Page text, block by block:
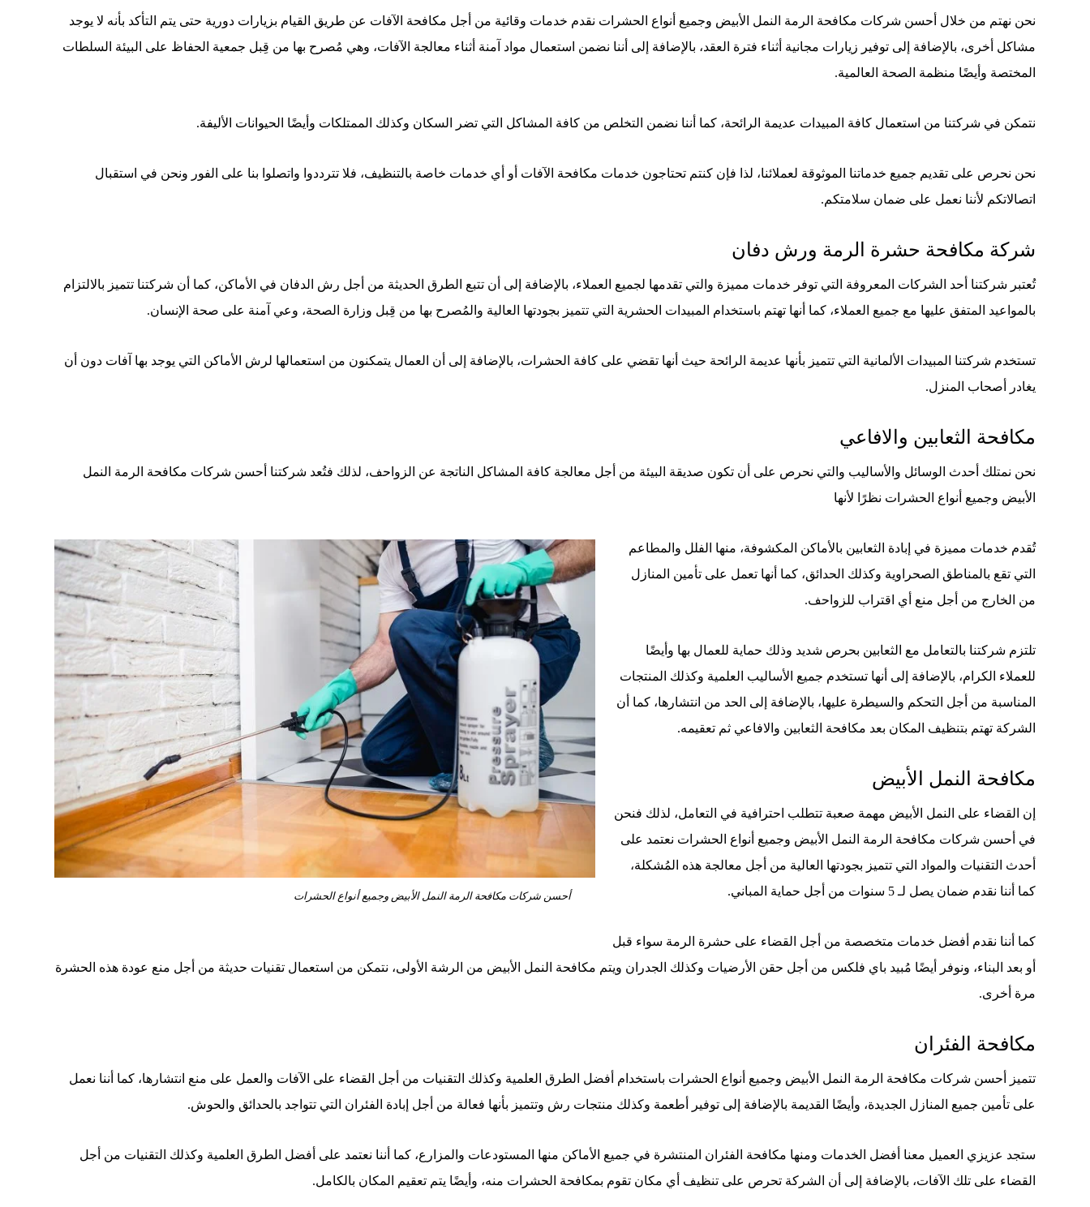
نحن نهتم من خلال أحسن شركات مكافحة الرمة النمل الأبيض وجميع أنواع الحشرات نقدم خدمات وقائية من أجل مكافحة الآفات عن طريق القيام بزيارات دورية حتى يتم التأكد بأنه لا يوجد
مشاكل أخرى، بالإضافة إلى توفير زيارات مجانية أثناء فترة العقد، بالإضافة إلى أننا نضمن استعمال مواد آمنة أثناء معالجة الآفات، وهي مُصرح بها من قِبل جمعية الحفاظ على البيئة السلطات
المختصة وأيضًا منظمة الصحة العالمية.
نتمكن في شركتنا من استعمال كافة المبيدات عديمة الرائحة، كما أننا نضمن التخلص من كافة المشاكل التي تضر السكان وكذلك الممتلكات وأيضًا الحيوانات الأليفة.
نحن نحرص على تقديم جميع خدماتنا الموثوقة لعملائنا، لذا فإن كنتم تحتاجون خدمات مكافحة الآفات أو أي خدمات خاصة بالتنظيف، فلا تترددوا واتصلوا بنا على الفور ونحن في استقبال
اتصالاتكم لأننا نعمل على ضمان سلامتكم.
شركة مكافحة حشرة الرمة ورش دفان
تُعتبر شركتنا أحد الشركات المعروفة التي توفر خدمات مميزة والتي تقدمها لجميع العملاء، بالإضافة إلى أن تتبع الطرق الحديثة من أجل رش الدفان في الأماكن، كما أن شركتنا تتميز بالالتزام
بالمواعيد المتفق عليها مع جميع العملاء، كما أنها تهتم باستخدام المبيدات الحشرية التي تتميز بجودتها العالية والمُصرح بها من قِبل وزارة الصحة، وعي آمنة على صحة الإنسان.
تستخدم شركتنا المبيدات الألمانية التي تتميز بأنها عديمة الرائحة حيث أنها تقضي على كافة الحشرات، بالإضافة إلى أن العمال يتمكنون من استعمالها لرش الأماكن التي يوجد بها آفات دون أن
يغادر أصحاب المنزل.
مكافحة الثعابين والافاعي
نحن نمتلك أحدث الوسائل والأساليب والتي نحرص على أن تكون صديقة البيئة من أجل معالجة كافة المشاكل الناتجة عن الزواحف، لذلك فتُعد شركتنا أحسن شركات مكافحة الرمة النمل
الأبيض وجميع أنواع الحشرات نظرًا لأنها
أحسن شركات مكافحة الرمة النمل الأبيض وجميع أنواع الحشرات
تُقدم خدمات مميزة في إبادة الثعابين بالأماكن المكشوفة، منها الفلل والمطاعم
التي تقع بالمناطق الصحراوية وكذلك الحدائق، كما أنها تعمل على تأمين المنازل
من الخارج من أجل منع أي اقتراب للزواحف.
تلتزم شركتنا بالتعامل مع الثعابين بحرص شديد وذلك حماية للعمال بها وأيضًا
للعملاء الكرام، بالإضافة إلى أنها تستخدم جميع الأساليب العلمية وكذلك المنتجات
المناسبة من أجل التحكم والسيطرة عليها، بالإضافة إلى الحد من انتشارها، كما أن
الشركة تهتم بتنظيف المكان بعد مكافحة الثعابين والافاعي ثم تعقيمه.
مكافحة النمل الأبيض
إن القضاء على النمل الأبيض مهمة صعبة تتطلب احترافية في التعامل، لذلك فنحن
في أحسن شركات مكافحة الرمة النمل الأبيض وجميع أنواع الحشرات نعتمد على
أحدث التقنيات والمواد التي تتميز بجودتها العالية من أجل معالجة هذه المُشكلة،
كما أننا نقدم ضمان يصل لـ 5 سنوات من أجل حماية المباني.
كما أننا نقدم أفضل خدمات متخصصة من أجل القضاء على حشرة الرمة سواء قبل
أو بعد البناء، ونوفر أيضًا مُبيد باي فلكس من أجل حقن الأرضيات وكذلك الجدران ويتم مكافحة النمل الأبيض من الرشة الأولى، نتمكن من استعمال تقنيات حديثة من أجل منع عودة هذه الحشرة
مرة أخرى.
مكافحة الفئران
تتميز أحسن شركات مكافحة الرمة النمل الأبيض وجميع أنواع الحشرات باستخدام أفضل الطرق العلمية وكذلك التقنيات من أجل القضاء على الآفات والعمل على منع انتشارها، كما أننا نعمل
على تأمين جميع المنازل الجديدة، وأيضًا القديمة بالإضافة إلى توفير أطعمة وكذلك منتجات رش وتتميز بأنها فعالة من أجل إبادة الفئران التي تتواجد بالحدائق والحوش.
ستجد عزيزي العميل معنا أفضل الخدمات ومنها مكافحة الفئران المنتشرة في جميع الأماكن منها المستودعات والمزارع، كما أننا نعتمد على أفضل الطرق العلمية وكذلك التقنيات من أجل
القضاء على تلك الآفات، بالإضافة إلى أن الشركة تحرص على تنظيف أي مكان تقوم بمكافحة الحشرات منه، وأيضًا يتم تعقيم المكان بالكامل.